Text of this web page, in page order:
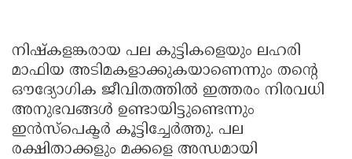
നിഷ്കളങ്കരായ പല കുട്ടികളെയും ലഹരി
മാഫിയ അടിമകളാക്കുകയാണെന്നും തന്റെ
ഔദ്യോഗിക ജീവിതത്തിൽ ഇത്തരം നിരവധി
അനുഭവങ്ങൾ ഉണ്ടായിട്ടുണ്ടെന്നും
ഇൻസ്‌പെക്ടർ കൂട്ടിച്ചേർത്തു. പല
രക്ഷിതാക്കളും മക്കളെ അന്ധമായി